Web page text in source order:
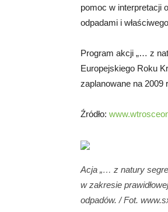
pomoc w interpretacji
odpadami i
Program akcji „… z
Europejskiego Roku
zaplanowane na 2009
Źródło:
Acja „… z natury
w zakresie
odpadów. / Fot.